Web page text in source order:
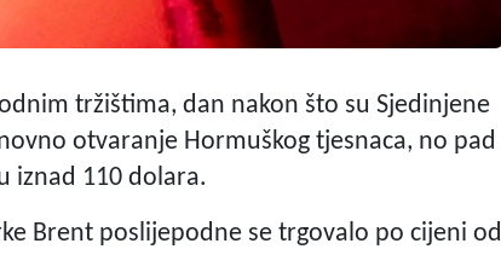
tržištima, dan nakon što su Sjedinjene
otvaranje Hormuškog tjesnaca, no pad
iznad 110 dolara.
Brent poslijepodne se trgovalo po cijeni od